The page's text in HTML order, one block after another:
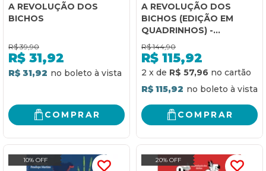
A REVOLUÇÃO DOS
BICHOS
R$ 39,90
R$ 31,92
R$ 31,92
COMPRAR
A REVOLUÇÃO DOS
BICHOS (EDIÇÃO EM
QUADRINHOS) -
ADAPTADO E
ILUSTRADO POR ODYR
R$ 144,90
R$ 115,92
2 x de R$ 57,96
R$ 115,92
COMPRAR
10% OFF 20% OFF